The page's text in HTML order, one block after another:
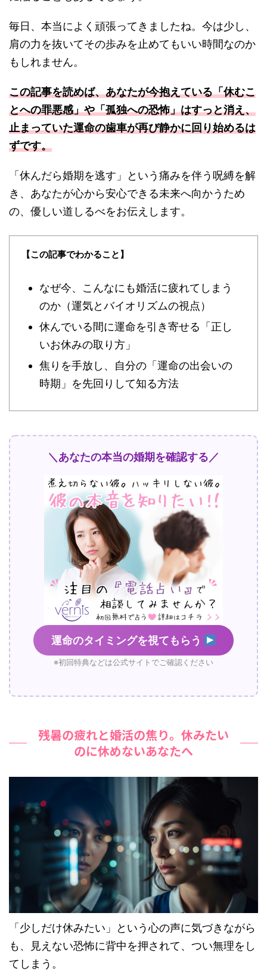
毎日、本当によく頑張ってきましたね。今は少し、
肩の力を抜いてその歩みを止めてもいい時間なのか
もしれません。
この記事を読めば、あなたが今抱えている「休むこ
とへの罪悪感」や「孤独への恐怖」はすっと消え、
止まっていた運命の歯車が再び静かに回り始めるは
ずです。
「休んだら婚期を逃す」という痛みを伴う呪縛を解
き、あなたが心から安心できる未来へ向かうため
の、優しい道しるべをお伝えします。
【この記事でわかること】
なぜ今、こんなにも婚活に疲れてしまう
のか（運気とバイオリズムの視点）
休んでいる間に運命を引き寄せる「正し
いお休みの取り方」
焦りを手放し、自分の「運命の出会いの
時期」を先回りして知る方法
＼あなたの本当の婚期を確認する／
運命のタイミングを視てもらう
※初回特典などは公式サイトでご確認ください
残暑の疲れと婚活の焦り。休みたい
のに休めないあなたへ
「少しだけ休みたい」という心の声に気づきながら
も、見えない恐怖に背中を押されて、つい無理をし
てしまう。